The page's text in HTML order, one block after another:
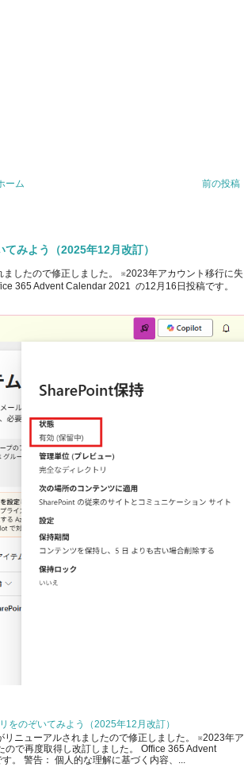
前の投稿
ーム
みよう（2025年12月改訂）
したので修正しました。 ※2023年アカウント移行に失
365 Advent Calendar 2021 の12月16日投稿です。
をのぞいてみよう（2025年12月改訂）
ニューアルされましたので修正しました。 ※2023年ア
ので再度取得し改訂しました。 Office 365 Advent
。 警告： 個人的な理解に基づく内容、...